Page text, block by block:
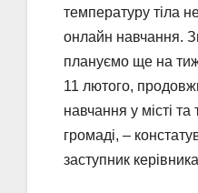
температуру тіла
онлайн навчання.
плануємо ще на
11 лютого,
навчання у місті та
громаді, –
заступник